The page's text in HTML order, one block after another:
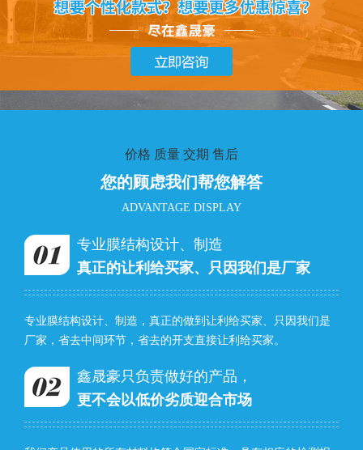
价格 质量 交期 售后
您的顾虑我们帮您解答
ADVANTAGE DISPLAY
专业膜结构设计、制造
真正的让利给买家、只因我们是厂家
专业膜结构设计、制造，真正的做到让利给买家、只因我们是
厂家，省去中间环节，省去的开支直接让利给买家。
鑫晟豪只负责做好的产品，
更不会以低价劣质迎合市场